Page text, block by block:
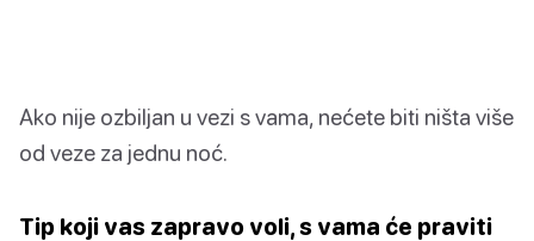
Ako nije ozbiljan u vezi s vama, nećete biti ništa više
od veze za jednu noć.
Tip koji vas zapravo voli, s vama će praviti